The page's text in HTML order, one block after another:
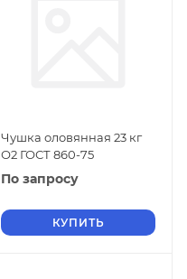
Чушка оловянная 23 кг
О2 ГОСТ 860-75
По запросу
КУПИТЬ